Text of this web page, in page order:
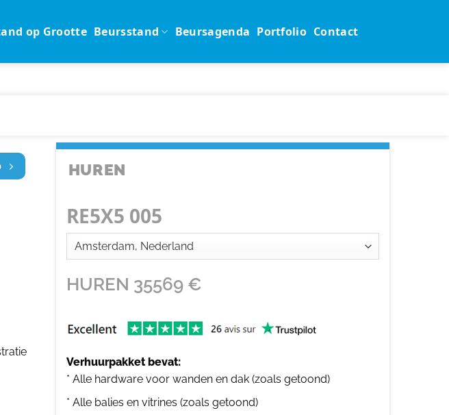
op Grootte Beursstand Beursagenda Portfolio Contact
HUREN
RE5X5 005
HUREN 35569€
Verhuurpakket bevat:
* Alle hardware voor wanden en dak (zoals getoond)
* Alle balies en vitrines (zoals getoond)